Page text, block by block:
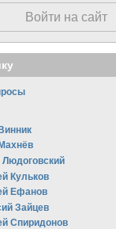
Войти на сайт
Кульков
Ефанов
Зайцев
Спиридонов